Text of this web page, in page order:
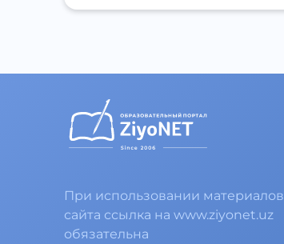
При использовании материалов
сайта ссылка на www.ziyonet.uz
обязательна